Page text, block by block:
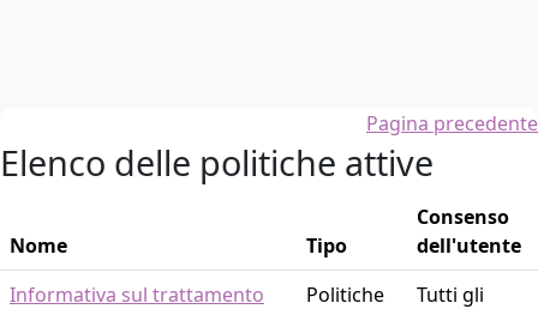
Pagina precedente
Elenco delle politiche attive
Nome Tipo
Consenso
dell'utente
Informativa sul trattamento
Politiche
Tutti gli